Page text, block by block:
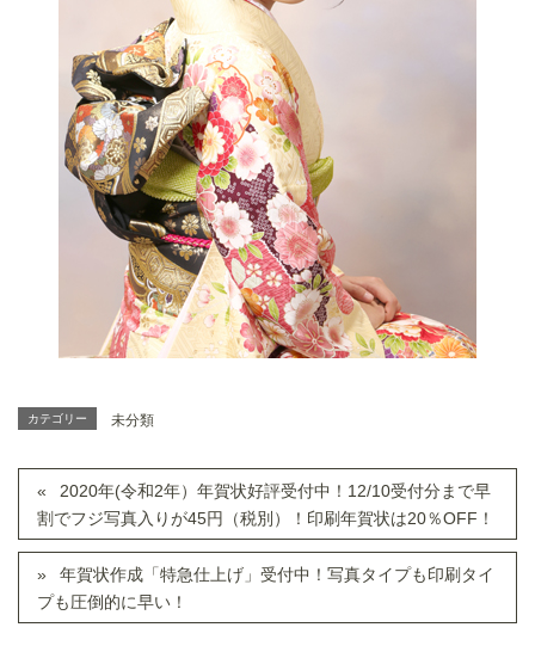
カテゴリー 未分類
2020年(令和2年）年賀状好評受付中！12/10受付分まで早
割でフジ写真入りが45円（税別）！印刷年賀状は20％OFF！
年賀状作成「特急仕上げ」受付中！写真タイプも印刷タイ
プも圧倒的に早い！